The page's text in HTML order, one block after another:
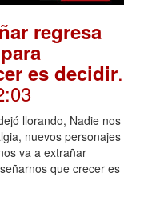
regresa
es decidir.
llorando, Nadie nos
nuevos personajes
va a extrañar
que crecer es